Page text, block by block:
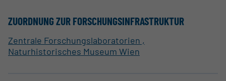
ZUORDNUNG ZUR FORSCHUNGSINFRASTRUKTUR
Zentrale Forschungslaboratorien ,
Naturhistorisches Museum Wien